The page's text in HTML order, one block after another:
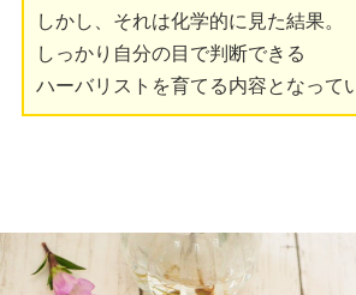
しかし、それは化学的に見た結果。
しっかり自分の目で判断できる
ハーバリストを育てる内容となって